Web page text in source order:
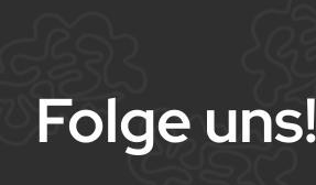
Folge uns!